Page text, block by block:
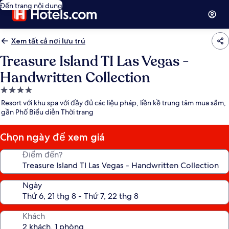
Đến trang nội dung
Xem tất cả nơi lưu trú
Treasure Island TI Las Vegas -
Handwritten Collection
Nơi
lưu
trú
4.0
sao
Resort với khu spa với đầy đủ các liệu pháp, liền kề trung tâm mua sắm,
gần Phố Biểu diễn Thời trang
Chọn ngày để xem giá
Điểm đến?
Ngày
Khách